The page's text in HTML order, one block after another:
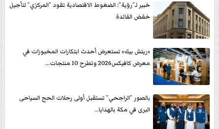
خبير لـ”رؤية”: الضغوط الاقتصادية تقود ”المركزي” لتأجيل
خفض الفائدة
«ريتش بيك» تستعرض أحدث ابتكارات المخبوزات في
معرض كافيكس2026 وتطرح 10 منتجات...
بالصور ”الراجحي” تستقبل أولى رحلات الحج السياحى
البرى في مكة بالهدايا...